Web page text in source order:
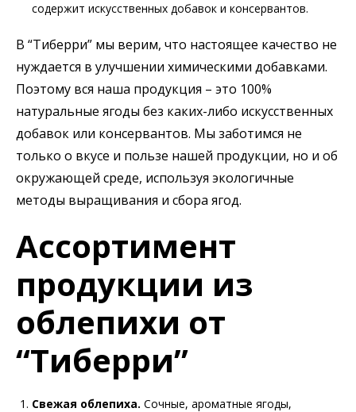
содержит искусственных добавок и консервантов.
В “Тиберри” мы верим, что настоящее качество не
нуждается в улучшении химическими добавками.
Поэтому вся наша продукция – это 100%
натуральные ягоды без каких-либо искусственных
добавок или консервантов. Мы заботимся не
только о вкусе и пользе нашей продукции, но и об
окружающей среде, используя экологичные
методы выращивания и сбора ягод.
Ассортимент
продукции из
облепихи от
“Тиберри”
Свежая облепиха. Сочные, ароматные ягоды,